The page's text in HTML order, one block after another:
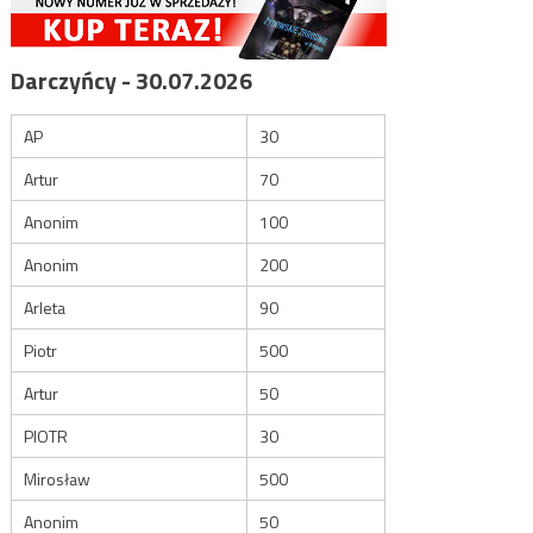
Darczyńcy - 30.07.2026
AP
30
Artur
70
Anonim
100
Anonim
200
Arleta
90
Piotr
500
Artur
50
PIOTR
30
Mirosław
500
Anonim
50